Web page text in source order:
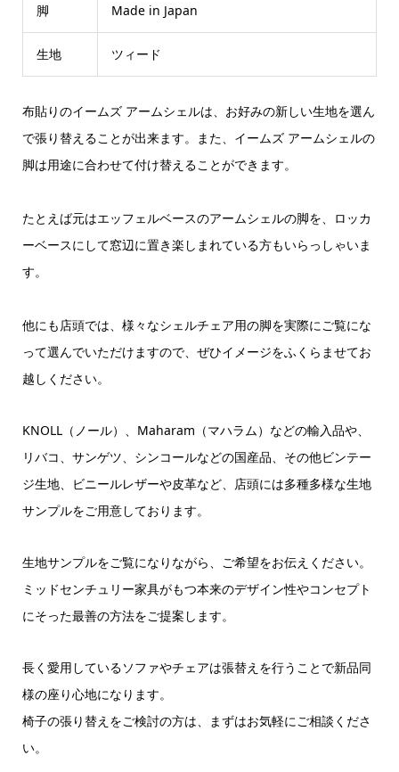
脚 Made in Japan
生地 ツィード
布貼りのイームズ アームシェルは、お好みの新しい生地を選ん
で張り替えることが出来ます。また、イームズ アームシェルの
脚は用途に合わせて付け替えることができます。
たとえば元はエッフェルベースのアームシェルの脚を、ロッカ
ーベースにして窓辺に置き楽しまれている方もいらっしゃいま
す。
他にも店頭では、様々なシェルチェア用の脚を実際にご覧にな
って選んでいただけますので、ぜひイメージをふくらませてお
越しください。
KNOLL（ノール）、Maharam（マハラム）などの輸入品や、
リバコ、サンゲツ、シンコールなどの国産品、その他ビンテー
ジ生地、ビニールレザーや皮革など、店頭には多種多様な生地
サンプルをご用意しております。
生地サンプルをご覧になりながら、ご希望をお伝えください。
ミッドセンチュリー家具がもつ本来のデザイン性やコンセプト
にそった最善の方法をご提案します。
長く愛用しているソファやチェアは張替えを行うことで新品同
様の座り心地になります。
椅子の張り替えをご検討の方は、まずはお気軽にご相談くださ
い。